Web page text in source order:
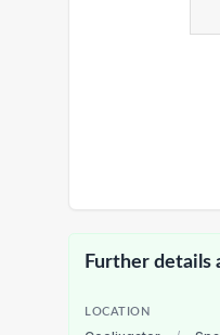
Further details
LOCATION